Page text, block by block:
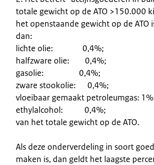
totale gewicht op de ATO >150.000
het openstaande gewicht op de ATO
dan:
lichte olie: 0,4%;
halfzware olie: 0,4%;
gasolie: 0,4%;
zware stookolie: 0,4%;
vloeibaar gemaakt petroleumgas:
ethylalcohol: 0,4%;
van het totale gewicht op de ATO.
Als deze onderverdeling in soort
maken is, dan geldt het laagste